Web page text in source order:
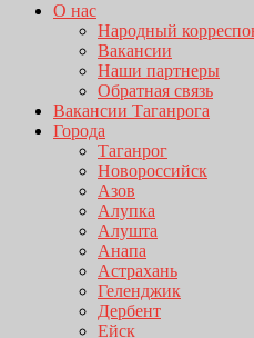
О нас
Народный
Вакансии
Наши партнеры
Обратная связь
Вакансии Таганрога
Города
Таганрог
Новороссийск
Азов
Алупка
Алушта
Анапа
Астрахань
Геленджик
Дербент
Ейск